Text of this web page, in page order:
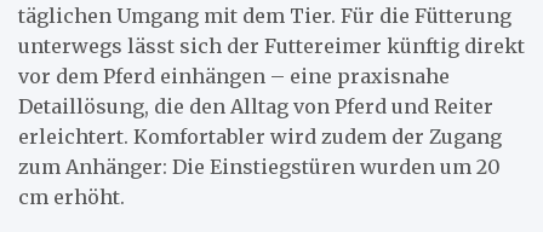
täglichen Umgang mit dem Tier. Für die Fütterung
unterwegs lässt sich der Futtereimer künftig direkt
vor dem Pferd einhängen – eine praxisnahe
Detaillösung, die den Alltag von Pferd und Reiter
erleichtert. Komfortabler wird zudem der Zugang
zum Anhänger: Die Einstiegstüren wurden um 20
cm erhöht.